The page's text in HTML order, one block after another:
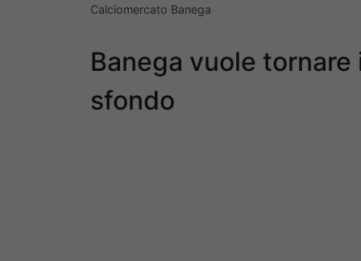
Calciomercato Banega
Banega vuole tornare
sfondo